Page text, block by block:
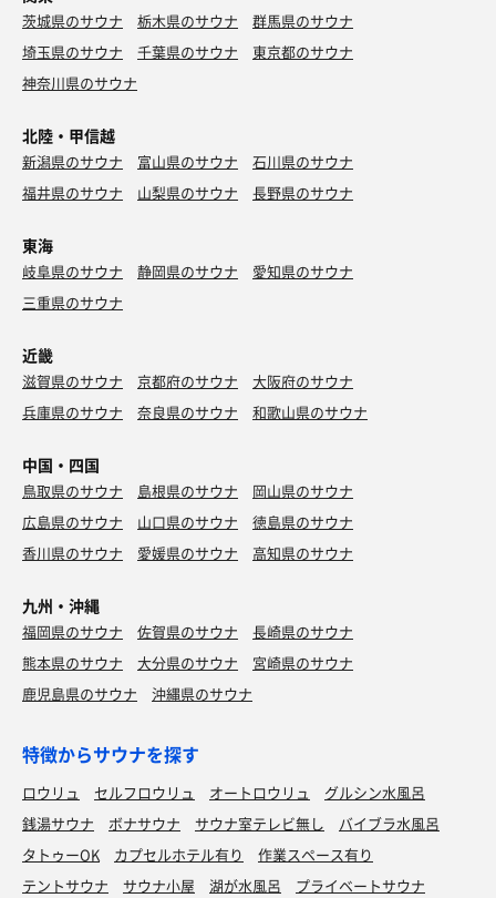
茨城県のサウナ 栃木県のサウナ
群馬県のサウナ
埼玉県のサウナ
千葉県のサウナ
東京都のサウナ
神奈川県のサウナ
北陸・甲信越
新潟県のサウナ 富山県のサウナ
石川県のサウナ
福井県のサウナ
山梨県のサウナ 長野県のサウナ
東海
岐阜県のサウナ 静岡県のサウナ
愛知県のサウナ
三重県のサウナ
近畿
滋賀県のサウナ 京都府のサウナ
大阪府のサウナ
兵庫県のサウナ
奈良県のサウナ 和歌山県のサウナ
中国・四国
鳥取県のサウナ 島根県のサウナ
岡山県のサウナ
広島県のサウナ
山口県のサウナ
徳島県のサウナ
香川県のサウナ
愛媛県のサウナ 高知県のサウナ
九州・沖縄
福岡県のサウナ 佐賀県のサウナ
長崎県のサウナ
熊本県のサウナ
大分県のサウナ
宮崎県のサウナ
鹿児島県のサウナ
沖縄県のサウナ
特徴からサウナを探す
ロウリュ セルフロウリュ オートロウリュ
グルシン水風呂
銭湯サウナ
ボナサウナ サウナ室テレビ無し
バイブラ水風呂
タトゥーOK
カプセルホテル有り
作業スペース有り
テントサウナ
サウナ小屋 湖が水風呂 プライベートサウナ